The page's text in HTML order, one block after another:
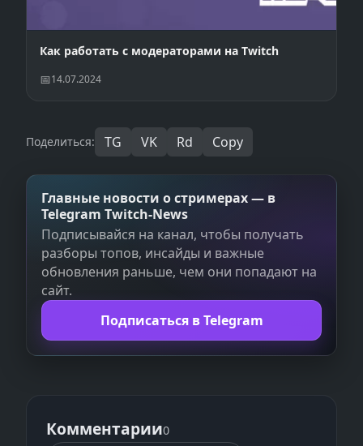
Как работать с модераторами на Twitch
14.07.2024
Поделиться: TG VK Rd Copy
Главные новости о стримерах — в
Telegram Twitch‑News
Подписывайся на канал, чтобы получать
разборы топов, инсайды и важные
обновления раньше, чем они попадают на
сайт.
Подписаться в Telegram
Комментарии0